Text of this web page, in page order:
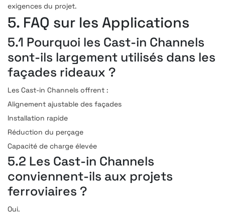
exigences du projet.
5. FAQ sur les Applications
5.1 Pourquoi les Cast-in Channels
sont-ils largement utilisés dans les
façades rideaux ?
Les Cast-in Channels offrent :
Alignement ajustable des façades
Installation rapide
Réduction du perçage
Capacité de charge élevée
5.2 Les Cast-in Channels
conviennent-ils aux projets
ferroviaires ?
Oui.